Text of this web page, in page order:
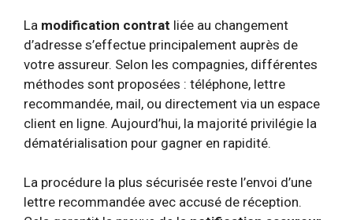
La modification contrat liée au changement
d’adresse s’effectue principalement auprès de
votre assureur. Selon les compagnies, différentes
méthodes sont proposées : téléphone, lettre
recommandée, mail, ou directement via un espace
client en ligne. Aujourd’hui, la majorité privilégie la
dématérialisation pour gagner en rapidité.
La procédure la plus sécurisée reste l’envoi d’une
lettre recommandée avec accusé de réception.